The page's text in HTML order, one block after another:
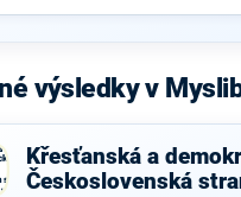
výsledky v
Křesťanská a
Československá